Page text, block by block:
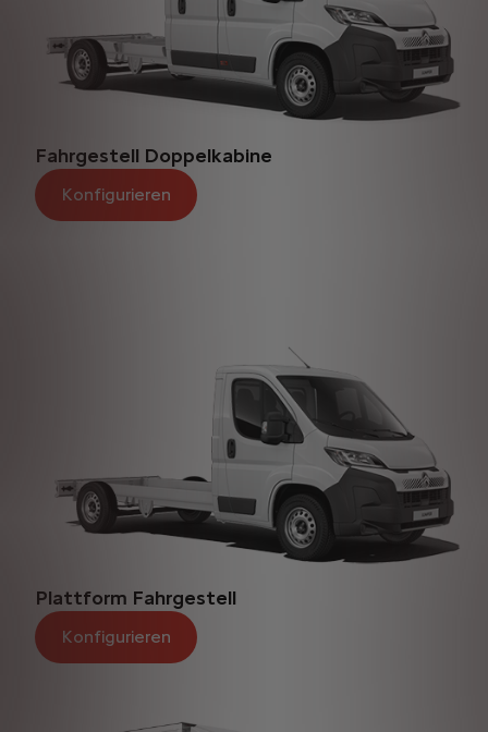
Fahrgestell Doppelkabine
Konfigurieren
Plattform Fahrgestell
Konfigurieren